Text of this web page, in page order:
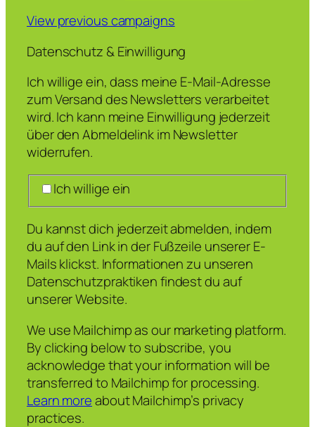
View previous campaigns
Datenschutz & Einwilligung
Ich willige ein, dass meine E-Mail-Adresse
zum Versand des Newsletters verarbeitet
wird. Ich kann meine Einwilligung jederzeit
über den Abmeldelink im Newsletter
widerrufen.
Ich willige ein
Du kannst dich jederzeit abmelden, indem
du auf den Link in der Fußzeile unserer E-
Mails klickst. Informationen zu unseren
Datenschutzpraktiken findest du auf
unserer Website.
We use Mailchimp as our marketing platform.
By clicking below to subscribe, you
acknowledge that your information will be
transferred to Mailchimp for processing.
Learn moreabout Mailchimp’s privacy
practices.